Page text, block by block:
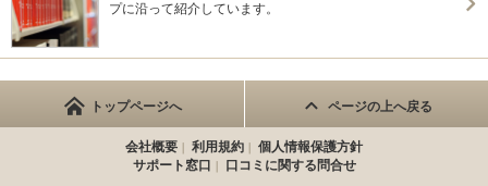
プに沿って紹介しています。
トップページへ ページの上へ戻る
会社概要 利用規約
個人情報保護方針
サポート窓口
口コミに関する問合せ